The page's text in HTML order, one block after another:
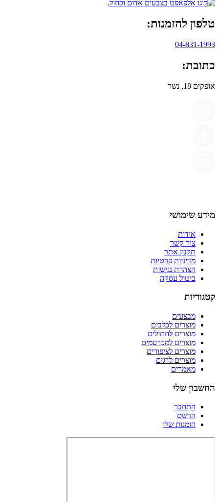
טלפון להזמנות:
04-831-1993
כתובת:
אופקים 18, נשר
מידע שימושי
אודות
צור קשר
תקנון אתר
מדיניות פרטיות
הצהרת נגישות
ביטול עסקה
קטגוריות
מבצעים
מוצרים לכלבים
מוצרים לחתולים
מוצרים למכרסמים
מוצרים לציפורים
מוצרים לדגים
מאמרים
החשבון שלי
התחבר
הרשם
הזמנות שלי